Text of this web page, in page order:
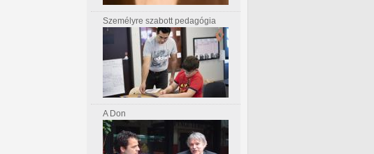
Személyre szabott pedagógia
A Don